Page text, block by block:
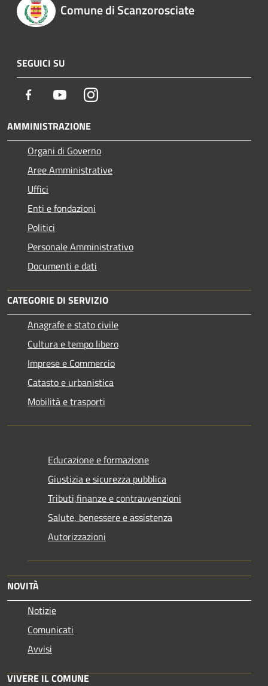
Comune di Scanzorosciate
SEGUICI SU
Facebook YoutubeInstagram
AMMINISTRAZIONE
Organi di Governo
Aree Amministrative
Uffici
Enti e fondazioni
Politici
Personale Amministrativo
Documenti e dati
CATEGORIE DI SERVIZIO
Anagrafe e stato civile
Cultura e tempo libero
Imprese e Commercio
Catasto e urbanistica
Mobilità e trasporti
Educazione e formazione
Giustizia e sicurezza pubblica
Tributi,finanze e contravvenzioni
Salute, benessere e assistenza
Autorizzazioni
NOVITÀ
Notizie
Comunicati
Avvisi
VIVERE IL COMUNE